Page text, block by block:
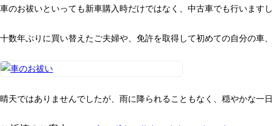
車のお祓いといっても新車購入時だけではなく、中古車でも行います
十数年ぶりに買い替えたご夫婦や、免許を取得して初めての自分の車
晴天ではありませんでしたが、雨に降られることもなく、穏やかな一